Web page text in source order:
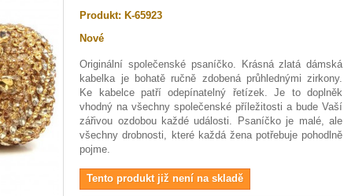
Produkt: K-65923
Nové
Originální společenské psaníčko.
Krásná zlatá dámská
kabelka je bohatě ručně zdobená průhlednými zirkony.
Ke kabelce patří odepínatelný řetízek. Je to doplněk
vhodný na všechny společenské příležitosti a bude Vaší
zářivou ozdobou každé události. Psaníčko je malé, ale
všechny drobnosti, které každá žena potřebuje pohodlně
pojme.
Tento produkt již není na skladě